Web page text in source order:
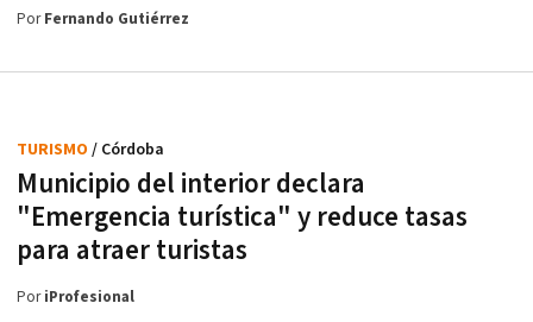
PorFernando Gutiérrez
Municipio del interior declara
"Emergencia turística" y reduce tasas
para atraer turistas
TURISMO / Córdoba
PoriProfesional